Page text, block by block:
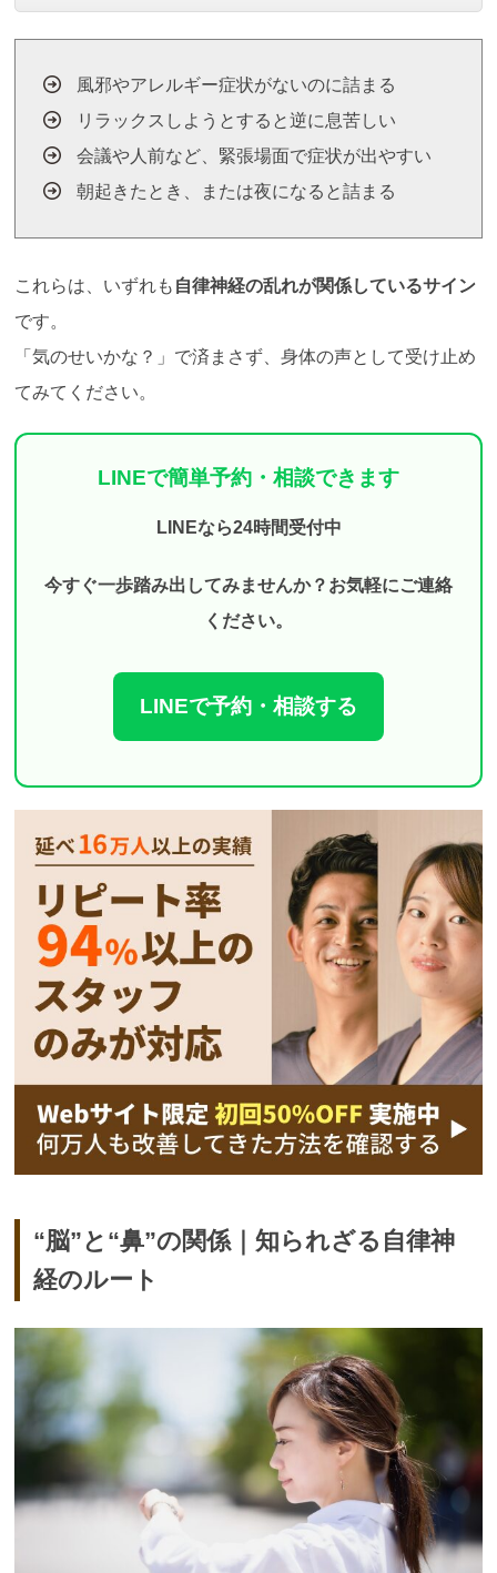
風邪やアレルギー症状がないのに詰まる
リラックスしようとすると逆に息苦しい
会議や人前など、緊張場面で症状が出やすい
朝起きたとき、または夜になると詰まる
これらは、いずれも 自律神経の乱れが関係しているサイン
です。
「気のせいかな？」で済まさず、身体の声として受け止め
てみてください。
LINEで簡単予約・相談できます
LINEなら24時間受付中
今すぐ一歩踏み出してみませんか？お気軽にご連絡
ください。
LINEで予約・相談する
“脳”と“鼻”の関係｜知られざる自律神
経のルート